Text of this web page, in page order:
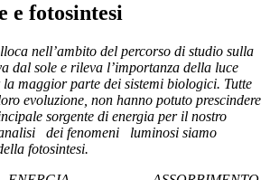
e fotosintesi
nell’ambito del percorso di studio sulla
dal sole e rileva l’importanza della luce
maggior parte dei sistemi biologici. Tutte
evoluzione, non hanno potuto prescindere
sorgente di energia per il nostro
dei fenomeni luminosi siamo
fotosintesi.